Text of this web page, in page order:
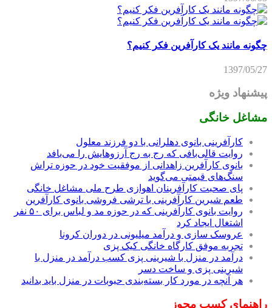
چگونه مانند یک کارآفرین فکر کنیم؟
1397/05/27
پیشنهاد ویژه
مشاغل خانگی
کارآفرینی بانوی دهلرانی با دو فرزند معلول
روایت قالی‌بافی که رج به رج آرزوهایش را می‌بافد
بانوی کارآفرین زاهدانی از موفقیت خود در حوزه تراش
سنگ‌های قیمتی می‌گوید
پای صحبت کارآفرینان اهوازی طرح ملی مشاغل خانگی
طعم شیرین کارآفرینی با ترشی فروشی بانوی کارآفرین
روایت بانوی کارآفرینی که در حوزه مد و لباس برای ۵۰ نفر
اشتغال ایجاد کرد
عروسک سازی و درآمد میلیونی در دوران کرونا
تجربه موفق کارگاه خانگی کیک پزی
درآمد در منزل با شیرینی پزی کسب درآمد در منزل با
شیرینی پزی و ساخت دسر
هر آنچه در مورد کار بسته‌بندی حبوبات در منزل باید بدانید
راهنمای کسب مجوز